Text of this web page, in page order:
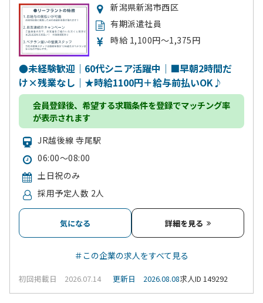
新潟県新潟市西区
有期派遣社員
時給 1,100円～1,375円
●未経験歓迎｜60代シニア活躍中｜■早朝2時間だ
け×残業なし｜★時給1100円＋給与前払いOK♪
会員登録後、希望する求職条件を登録でマッチング率
が表示されます
JR越後線 寺尾駅
06:00～08:00
土日祝のみ
採用予定人数 2人
気になる 詳細を見る
＃この企業の求人をすべて見る
初回掲載日 2026.07.14 更新日 2026.08.08求人ID 149292